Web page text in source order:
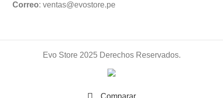
Correo: ventas@evostore.pe
Evo Store 2025 Derechos Reservados.